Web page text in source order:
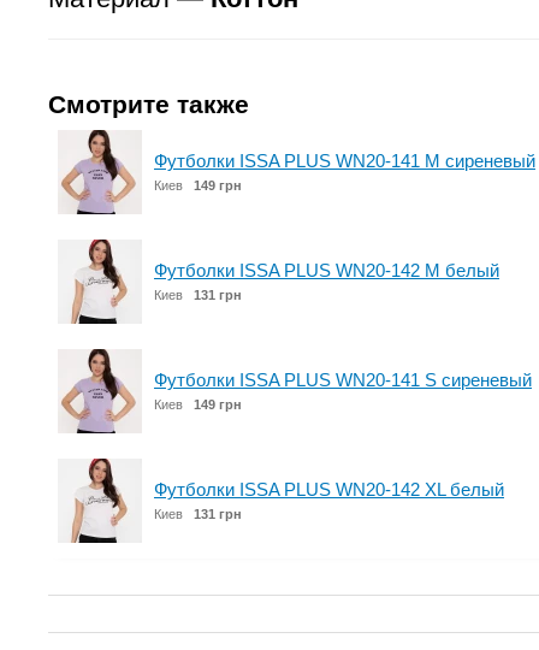
Смотрите также
Футболки ISSA PLUS WN20-141 M сиреневый
Киев 149 грн
Футболки ISSA PLUS WN20-142 M белый
Киев 131 грн
Футболки ISSA PLUS WN20-141 S сиреневый
Киев 149 грн
Футболки ISSA PLUS WN20-142 XL белый
Киев 131 грн